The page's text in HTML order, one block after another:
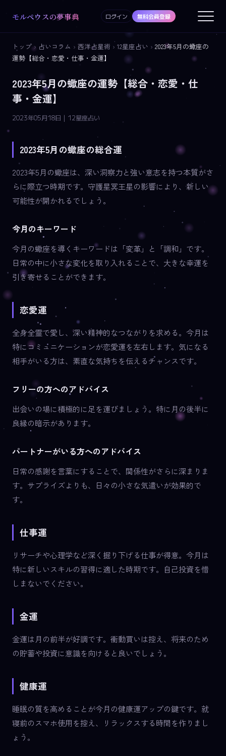
モルペウスの夢事典 ログイン 無料会員登録
トップ › 占いコラム › 西洋占星術 › 12星座占い › 2023年5月の蠍座の
運勢【総合・恋愛・仕事・金運】
2023年5月の蠍座の運勢【総合・恋愛・仕
事・金運】
2023年05月18日 | 12星座占い
2023年5月の蠍座の総合運
2023年5月の蠍座は、深い洞察力と強い意志を持つ本質がさ
らに際立つ時期です。守護星冥王星の影響により、新しい
可能性が開かれるでしょう。
今月のキーワード
今月の蠍座を導くキーワードは「変革」と「調和」です。
日常の中に小さな変化を取り入れることで、大きな幸運を
引き寄せることができます。
恋愛運
全身全霊で愛し、深い精神的なつながりを求める。今月は
特にコミュニケーションが恋愛運を左右します。気になる
相手がいる方は、素直な気持ちを伝えるチャンスです。
フリーの方へのアドバイス
出会いの場に積極的に足を運びましょう。特に月の後半に
良縁の暗示があります。
パートナーがいる方へのアドバイス
日常の感謝を言葉にすることで、関係性がさらに深まりま
す。サプライズよりも、日々の小さな気遣いが効果的で
す。
仕事運
リサーチや心理学など深く掘り下げる仕事が得意。今月は
特に新しいスキルの習得に適した時期です。自己投資を惜
しまないでください。
金運
金運は月の前半が好調です。衝動買いは控え、将来のため
の貯蓄や投資に意識を向けると良いでしょう。
健康運
睡眠の質を高めることが今月の健康運アップの鍵です。就
寝前のスマホ使用を控え、リラックスする時間を作りまし
ょう。